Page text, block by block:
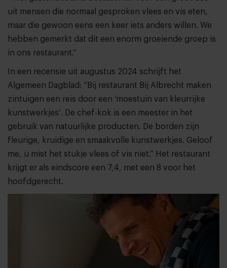
uit mensen die normaal gesproken vlees en vis eten,
maar die gewoon eens een keer iets anders willen. We
hebben gemerkt dat dit een enorm groeiende groep is
in ons restaurant.”
In een recensie uit augustus 2024 schrijft het
Algemeen Dagblad: “Bij restaurant Bij Albrecht maken
zintuigen een reis door een ‘moestuin van kleurrijke
kunstwerkjes’. De chef-kok is een meester in het
gebruik van natuurlijke producten. De borden zijn
fleurige, kruidige en smaakvolle kunstwerkjes. Geloof
me, u mist het stukje vlees of vis niet.” Het restaurant
krijgt er als eindscore een 7,4, met een 8 voor het
hoofdgerecht.